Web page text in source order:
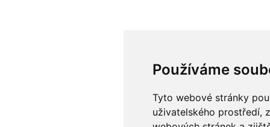
Používáme
Tyto webové stránky
uživatelského prostředí,